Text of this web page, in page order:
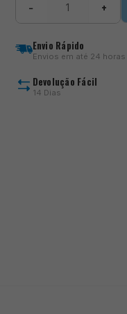
Distance
Feeder
− +
Envio Rápido
Envios em até 24 horas
Devolução Fácil
14 Dias